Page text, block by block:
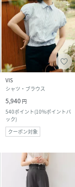
VIS
シャツ・ブラウス
5,940 円
540ポイント(10%ポイントバ
ック)
クーポン対象